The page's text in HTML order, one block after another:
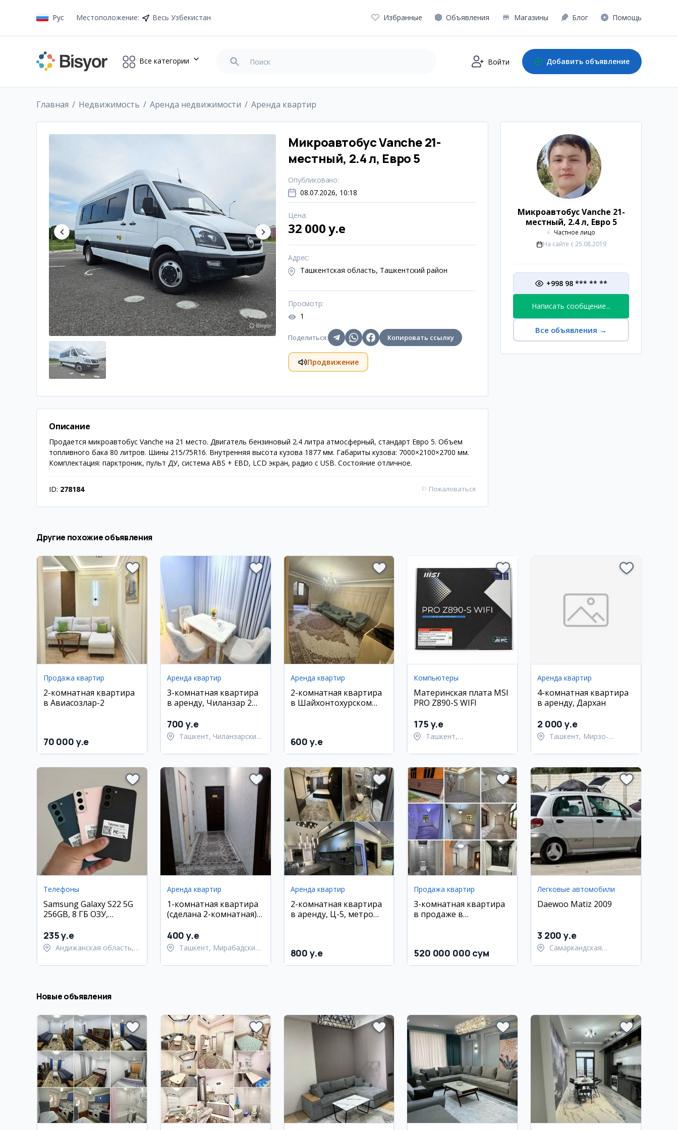
Рус Местоположение: Весь Узбекистан Избранные Объявления Магазины Блог Помощь
Все категории Войти Добавить объявление
Главная Недвижимость Аренда недвижимости Аренда квартир
Микроавтобус Vanche 21-
местный, 2.4 л, Евро 5
Опубликовано:
08.07.2026, 10:18
Цена:
32 000 y.e
Адрес:
Ташкентская область, Ташкентский район
Просмотр:
1
Поделиться: Копировать ссылку
Продвижение
Описание
Продается микроавтобус Vanche на 21 место. Двигатель бензиновый 2.4 литра атмосферный, стандарт Евро 5. Объем
топливного бака 80 литров. Шины 215/75R16. Внутренняя высота кузова 1877 мм. Габариты кузова: 7000×2100×2700 мм.
Комплектация: парктроник, пульт ДУ, система ABS + EBD, LCD экран, радио с USB. Состояние отличное.
ID: 278184 ⚐ Пожаловаться
Микроавтобус Vanche 21-
местный, 2.4 л, Евро 5
Частное лицо
На сайте с 25.08.2019
+998 98 *** ** **
Написать сообщение...
Все объявления →
Другие похожие объявления
Продажа квартир
2-комнатная квартира
в Авиасозлар-2
70 000 y.e
Аренда квартир
3-комнатная квартира
в аренду, Чиланзар 2
700 y.e
Ташкент, Чиланзарский
Аренда квартир
2-комнатная квартира
в Шайхонтохурском
600 y.e
Компьютеры
Материнская плата MSI
PRO Z890-S WIFI
175 y.e
Ташкент,
Аренда квартир
4-комнатная квартира
в аренду, Дархан
2 000 y.e
Ташкент, Мирзо-
Телефоны
Samsung Galaxy S22 5G
256GB, 8 ГБ ОЗУ,
Андижан
235 y.e
Андижанская область,
Аренда квартир
1-комнатная квартира
(сделана 2-комнатная) в
рядом с метро Кийот
400 y.e
Ташкент, Мирабадский
Аренда квартир
2-комнатная квартира
в аренду, Ц-5, метро
800 y.e
Продажа квартир
3-комнатная квартира
в продаже в
520 000 000 сум
Легковые автомобили
Daewoo Matiz 2009
3 200 y.e
Самаркандская
Самаркандский район
Новые объявления